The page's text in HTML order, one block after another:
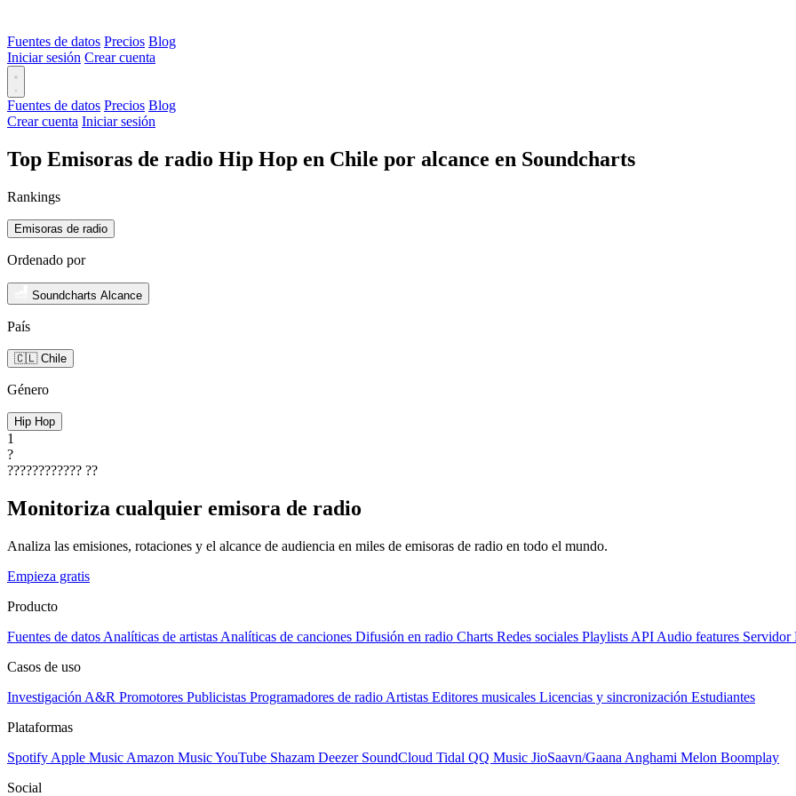
Fuentes de datos Precios Blog
Iniciar sesión Crear cuenta
Fuentes de datos Precios Blog
Crear cuenta Iniciar sesión
Top Emisoras de radio Hip Hop en Chile por alcance en Soundcharts
Rankings
Emisoras de radio
Ordenado por
Soundcharts Alcance
País
🇨🇱 Chile
Género
Hip Hop
1
?
???????????? ??
Monitoriza cualquier emisora de radio
Analiza las emisiones, rotaciones y el alcance de audiencia en miles de emisoras de radio en todo el mundo.
Empieza gratis
Producto
Fuentes de datos Analíticas de artistas Analíticas de canciones Difusión en radio Charts Redes sociales Playlists API Audio features Servidor
Casos de uso
Investigación A&R Promotores Publicistas Programadores de radio Artistas Editores musicales Licencias y sincronización Estudiantes
Plataformas
Spotify Apple Music Amazon MusicYouTube Shazam Deezer SoundCloud Tidal QQ Music JioSaavn/Gaana Anghami Melon Boomplay
Social